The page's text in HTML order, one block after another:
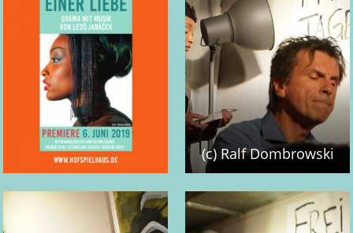
(c) Ralf Dombrowski